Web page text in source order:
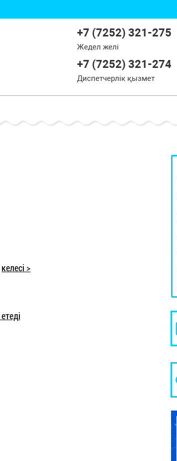
+7 (7252) 321-275
Жедел желі
+7 (7252) 321-274
Диспетчерлік қызмет
келесі >